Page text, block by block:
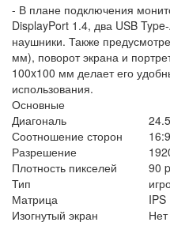
- В плане подключения
DisplayPort 1.4, два USB
наушники. Также
мм), поворот экрана и
100x100 мм делает его
использования.
Основные
Диагональ
Соотношение сторон
16:9
Разрешение
Плотность пикселей
90
Тип
Матрица
IPS
Изогнутый экран
Нет